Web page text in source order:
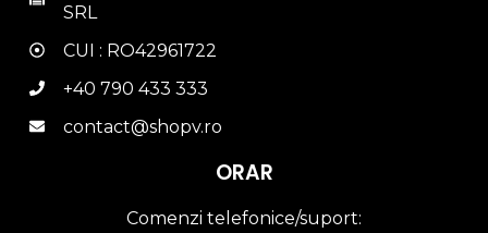
SRL
CUI : RO42961722
+40 790 433 333
contact@shopv.ro
ORAR
Comenzi telefonice/suport: